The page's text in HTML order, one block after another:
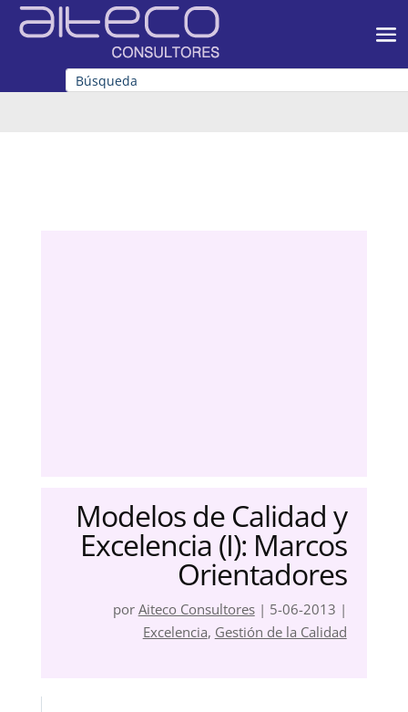
Modelos de Calidad y
Excelencia (I): Marcos
Orientadores
por Aiteco Consultores| 5-06-2013 |
Excelencia, Gestión de la Calidad